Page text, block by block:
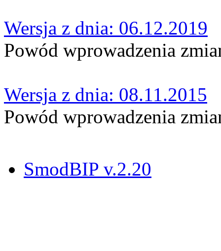
Wersja z dnia: 06.12.2019
Powód wprowadzenia
Wersja z dnia: 08.11.2015
Powód wprowadzenia
SmodBIP v.2.20